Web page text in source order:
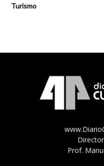
Turismo
Prof.